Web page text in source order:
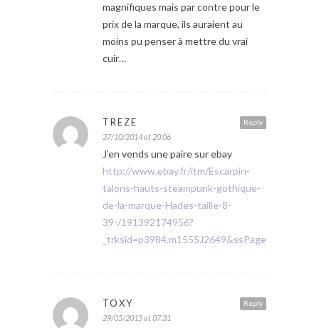
magnifiques mais par contre pour le
prix de la marque, ils auraient au
moins pu penser à mettre du vrai
cuir…
Reply
TREZE
27/10/2014 at 20:06
J’en vends une paire sur ebay
http://www.ebay.fr/itm/Escarpin-
talons-hauts-steampunk-gothique-
de-la-marque-Hades-taille-8-
39-/191392174956?
Reply
TOXY
29/05/2015 at 07:31